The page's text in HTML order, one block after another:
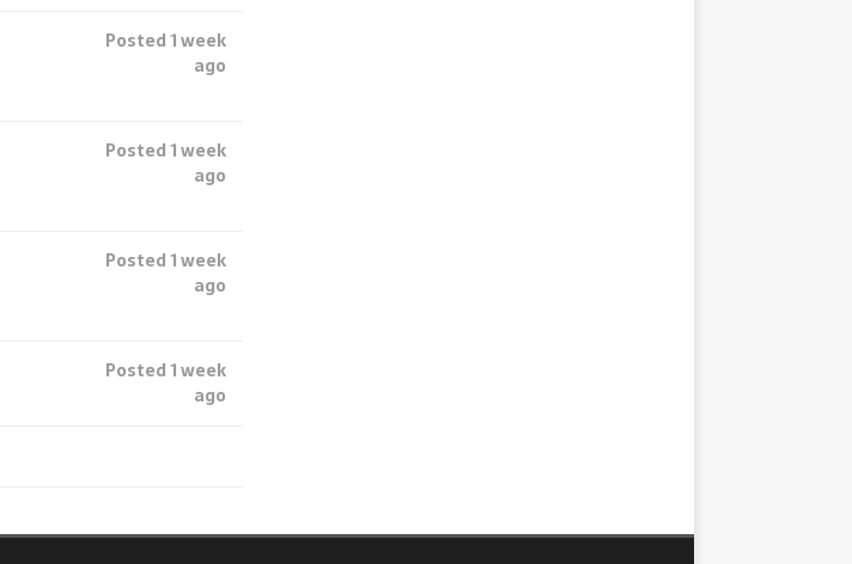
Posted 1 week
ago
Posted 1 week
ago
Posted 1 week
ago
Posted 1 week
ago